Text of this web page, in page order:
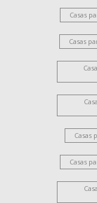
Cariobinha
Vila Santa Maria
Iate Clube de
Jardim Paulistano
Jardim Imperador
Casas
Casas
Casas
Casas